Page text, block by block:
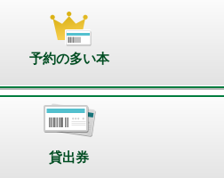
予約の多い本
貸出券